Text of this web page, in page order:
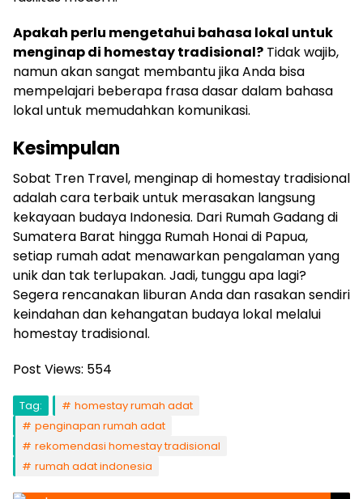
Apakah perlu mengetahui bahasa lokal untuk
menginap di homestay tradisional? Tidak wajib,
namun akan sangat membantu jika Anda bisa
mempelajari beberapa frasa dasar dalam bahasa
lokal untuk memudahkan komunikasi.
Kesimpulan
Sobat Tren Travel, menginap di homestay tradisional
adalah cara terbaik untuk merasakan langsung
kekayaan budaya Indonesia. Dari Rumah Gadang di
Sumatera Barat hingga Rumah Honai di Papua,
setiap rumah adat menawarkan pengalaman yang
unik dan tak terlupakan. Jadi, tunggu apa lagi?
Segera rencanakan liburan Anda dan rasakan sendiri
keindahan dan kehangatan budaya lokal melalui
homestay tradisional.
Post Views: 554
Tag:
homestay rumah adat
penginapan rumah adat
rekomendasi homestay tradisional
rumah adat indonesia